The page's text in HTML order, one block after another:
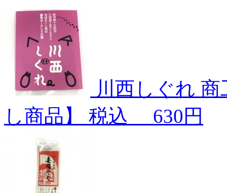
川西しぐれ 商
し商品】
税込 630円